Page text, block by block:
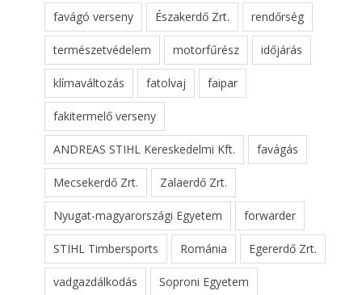
favágó verseny Északerdő Zrt. rendőrség
természetvédelem motorfűrész időjárás
klímaváltozás fatolvaj faipar
fakitermelő verseny
ANDREAS STIHL Kereskedelmi Kft. favágás
Mecsekerdő Zrt. Zalaerdő Zrt.
Nyugat-magyarországi Egyetem forwarder
STIHL Timbersports Románia Egererdő Zrt.
vadgazdálkodás Soproni Egyetem